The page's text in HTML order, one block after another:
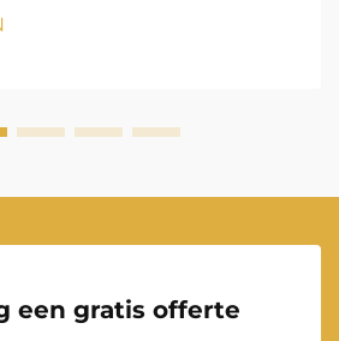
en verbruiken verandert. Deze
een gratis offerte